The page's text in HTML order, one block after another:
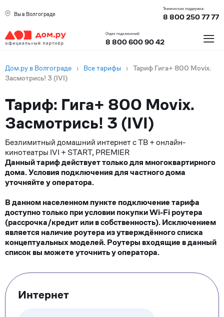
Вы в Волгограде
Техническая поддержка:
8 800 250 77 77
Отдел подключений:
8 800 600 90 42 ≡
Дом.ру в Волгограде › Все тарифы › Тариф Гига+ 800 Movix.
Засмотрись! 3 (IVI)
Тариф: Гига+ 800 Movix.
Засмотрись! 3 (IVI)
Безлимитный домашний интернет с ТВ + онлайн-
кинотеатры IVI + START, PREMIER
Данный тариф действует только для многоквартирного
дома. Условия подключения для частного дома
уточняйте у оператора.
В данном населенном пункте подключение тарифа
доступно только при условии покупки Wi-Fi роутера
(рассрочка/кредит или в собственность). Исключением
является наличие роутера из утверждённого списка
концептуальных моделей. Роутеры входящие в данный
список вы можете уточнить у оператора.
Тарифные
опции
Интернет